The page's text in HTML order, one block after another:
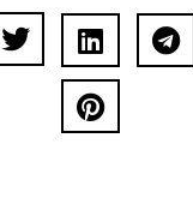
  
